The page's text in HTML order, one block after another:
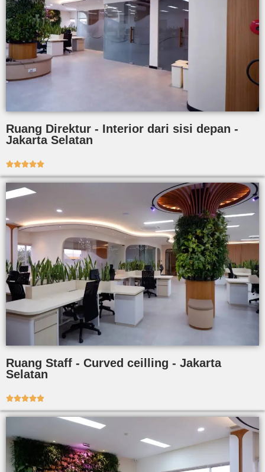
Ruang Direktur - Interior dari sisi depan -
Jakarta Selatan

Ruang Staff - Curved ceilling - Jakarta
Selatan
